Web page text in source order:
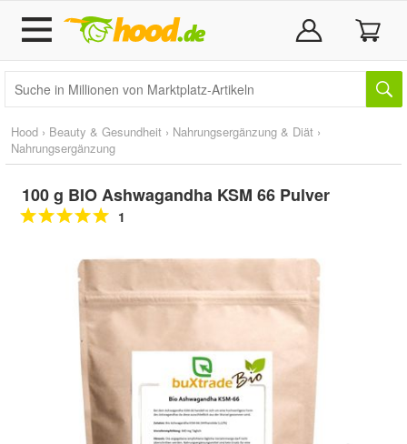
Hood › Beauty & Gesundheit › Nahrungsergänzung & Diät ›
Nahrungsergänzung
100 g BIO Ashwagandha KSM 66 Pulver
1